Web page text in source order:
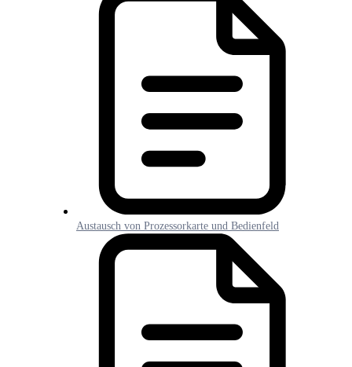
Austausch von Prozessorkarte und Bedienfeld